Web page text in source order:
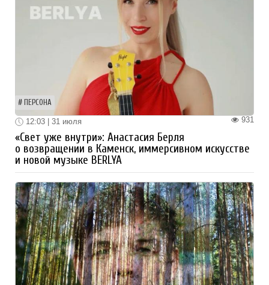
ПЕРСОНА
931
12:03 | 31 июля
«Свет уже внутри»: Анастасия Берля
о возвращении в Каменск, иммерсивном искусстве
и новой музыке BERLYA